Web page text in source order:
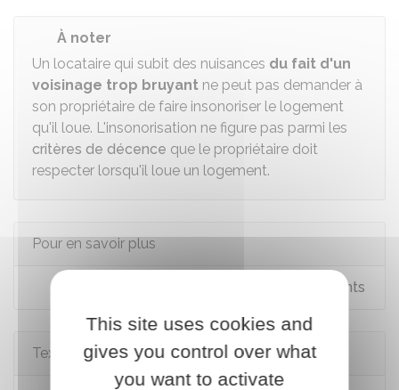
À noter
Un locataire qui subit des nuisances du fait d'un
voisinage trop bruyant ne peut pas demander à
son propriétaire de faire insonoriser le logement
qu'il loue. L'insonorisation ne figure pas parmi les
critères de décence que le propriétaire doit
respecter lorsqu'il loue un logement.
Pour en savoir plus
Confort et qualité d'usage dans les bâtiments
Textes de référence
This site uses cookies and
gives you control over what
you want to activate